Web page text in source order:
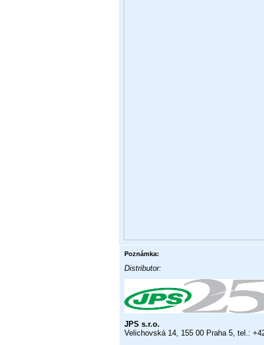
Poznámka:
Distributor:
JPS s.r.o.
Velichovská 14, 155 00 Praha 5, tel.: